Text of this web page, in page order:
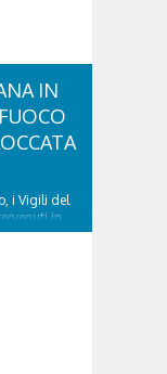
IN
i Vigili del
in
di Calalzo
bloccata